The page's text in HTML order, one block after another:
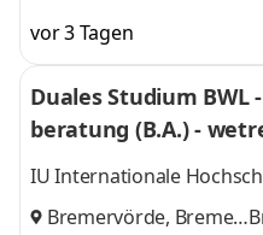
vor 3 Tagen
Duales Studium BWL
beratung (B.A.) -
euhand KG
IU Internationale
Bremervörde, Bremen